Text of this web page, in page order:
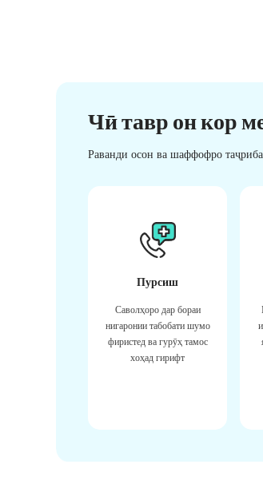
Чӣ тавр он кор
Раванди осон ва шаффофро
Пурсиш
Саволҳоро дар бораи
нигаронии табобати шумо
фиристед ва гурӯҳ тамос
хоҳад гирифт